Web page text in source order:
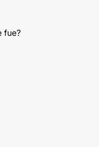
fue?